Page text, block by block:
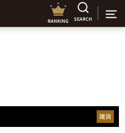
RANKING SEARCH
雑貨